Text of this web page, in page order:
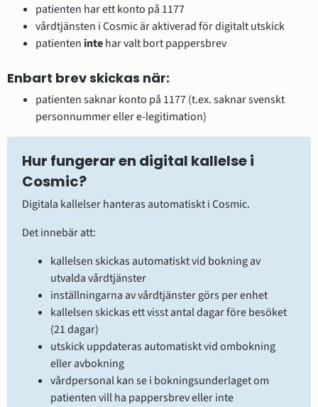
patienten har ett konto på 1177
vårdtjänsten i Cosmic är aktiverad för digitalt utskick
patienten inte har valt bort pappersbrev
Enbart brev skickas när:
patienten saknar konto på 1177 (t.ex. saknar svenskt
personnummer eller e-legitimation)
Hur fungerar en digital kallelse i
Cosmic?
Digitala kallelser hanteras automatiskt i Cosmic.
Det innebär att:
kallelsen skickas automatiskt vid bokning av
utvalda vårdtjänster
inställningarna av vårdtjänster görs per enhet
kallelsen skickas ett visst antal dagar före besöket
(21 dagar)
utskick uppdateras automatiskt vid ombokning
eller avbokning
vårdpersonal kan se i bokningsunderlaget om
patienten vill ha pappersbrev eller inte